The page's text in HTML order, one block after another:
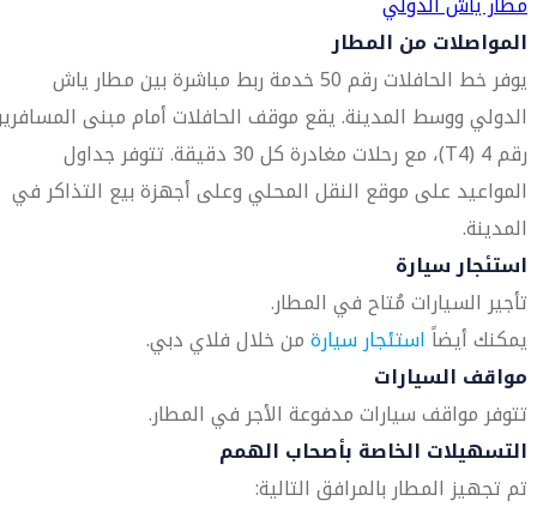
المواصلات من المطار
يوفر خط الحافلات رقم 50 خدمة ربط مباشرة بين مطار ياش
الدولي ووسط المدينة. يقع موقف الحافلات أمام مبنى
رقم 4 (T4)، مع رحلات مغادرة كل 30 دقيقة. تتوفر جداول
المواعيد على موقع النقل المحلي وعلى أجهزة بيع التذاكر في
المدينة.
استئجار سيارة
تأجير السيارات مُتاح في المطار.
يمكنك أيضاًاستئجار سيارةمن خلال فلاي دبي.
مواقف السيارات
تتوفر مواقف سيارات مدفوعة الأجر في المطار.
التسهيلات الخاصة بأصحاب الهمم
تم تجهيز المطار بالمرافق التالية: